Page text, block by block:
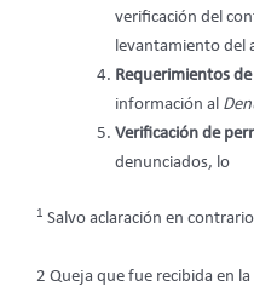
verificación del
levantamiento del
Requerimientos
información al
Verificación de
denunciados, lo
1 Salvo aclaración en
2 Queja que fue recibida en